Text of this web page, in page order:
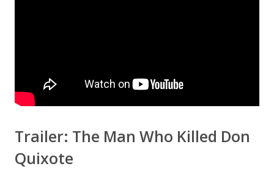
Trailer: The Man Who Killed Don
Quixote